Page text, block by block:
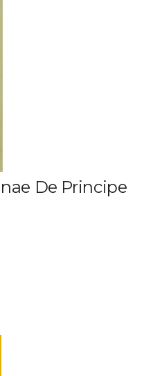
De Principe